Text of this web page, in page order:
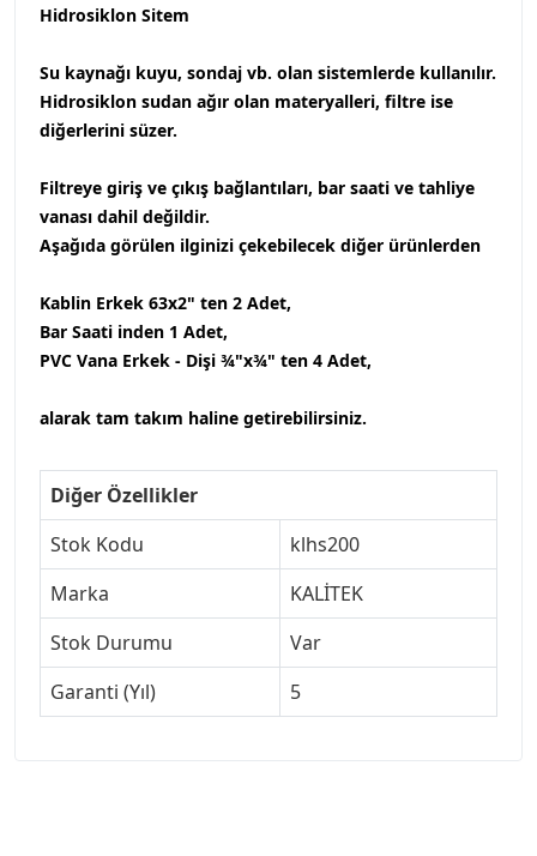
Hidrosiklon Sitem
Su kaynağı kuyu, sondaj vb. olan sistemlerde kullanılır.
Hidrosiklon sudan ağır olan materyalleri, filtre ise
diğerlerini süzer.
Filtreye giriş ve çıkış bağlantıları, bar saati ve tahliye
vanası dahil değildir.
Aşağıda görülen ilginizi çekebilecek diğer ürünlerden
Kablin Erkek 63x2" ten 2 Adet,
Bar Saati inden 1 Adet,
PVC Vana Erkek - Dişi ¾"x¾" ten 4 Adet,
alarak tam takım haline getirebilirsiniz.
Diğer Özellikler
Stok Kodu
klhs200
Marka
KALİTEK
Stok Durumu
Var
Garanti (Yıl)
5